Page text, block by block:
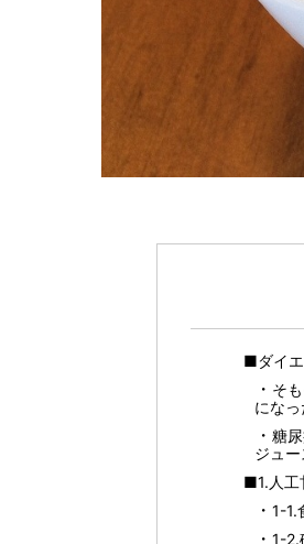
■ダイエ
そ
にな
糖
ジュ
■1.人工
1-1.
1-2.